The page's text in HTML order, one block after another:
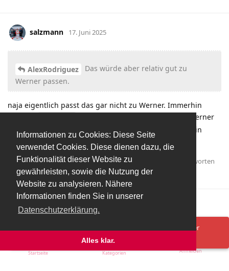
Informationen zu Cookies: Diese Seite
verwendet Cookies. Diese dienen dazu, die
Funktionalität dieser Website zu
gewährleisten, sowie die Nutzung der
Website zu analysieren. Nähere
Informationen finden Sie in unserer
Datenschutzerklärung.
Alles klar.
salzmann 17. Juni 2025
AlexRodriguez
Das würde aber relativ gut zu
Werner passen.
naja eigentlich passt das gar nicht zu Werner. Immerhin
von mehreren Leihstation, aber Werner
wurde in seiner Karriere bisher erst einmal, und zwar in
Antworten
AlexRodriguezhatauf diesen Beitrag geantwortet.
AlexRodriguez,The_Patient, undAlexgefällt das
Mehr laden
Ups! Da ist was schief gelaufen. Bitte lade die Seite neu oder
Startseite Kategorien Anmelden